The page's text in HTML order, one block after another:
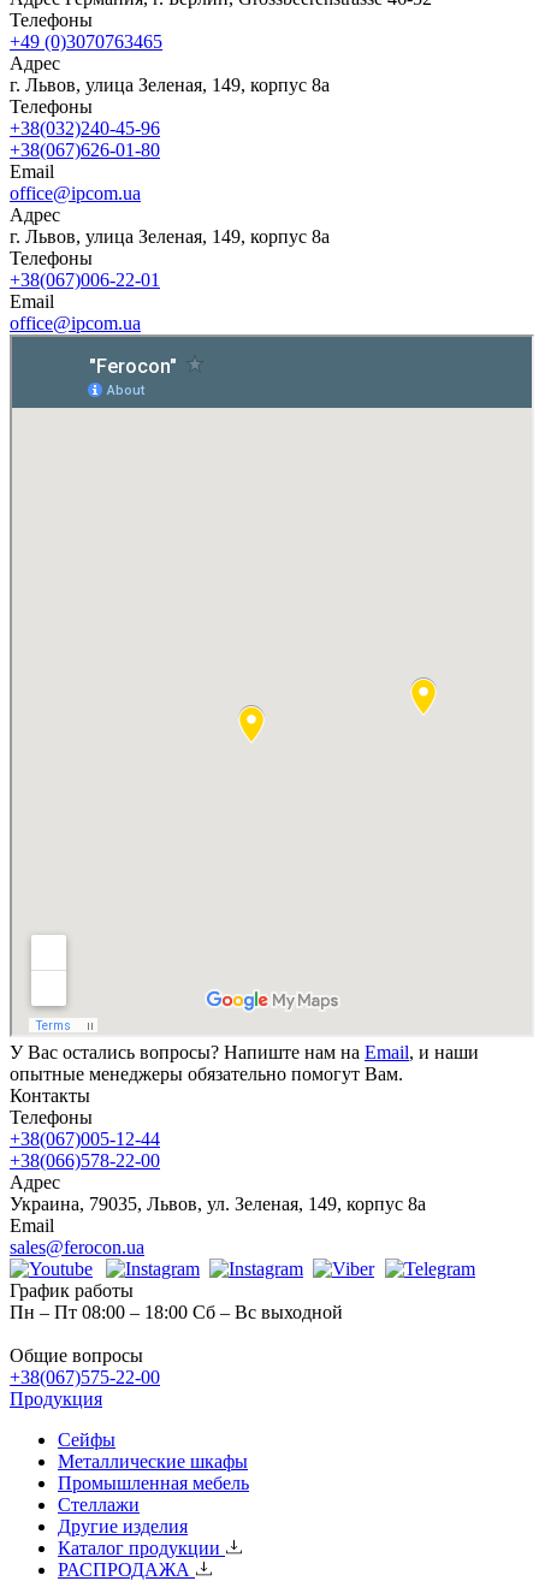
Телефоны
+49 (0)3070763465
Адрес
г. Львов, улица Зеленая, 149, корпус 8а
Телефоны
+38(032)240-45-96
+38(067)626-01-80
Email
office@ipcom.ua
Адрес
г. Львов, улица Зеленая, 149, корпус 8а
Телефоны
+38(067)006-22-01
Email
office@ipcom.ua
У Вас остались вопросы? Напиште нам на Email, и наши
опытные менеджеры обязательно помогут Вам.
Контакты
Телефоны
+38(067)005-12-44
+38(066)578-22-00
Адрес
Украина, 79035, Львов, ул. Зеленая, 149, корпус 8а
Email
sales@ferocon.ua
График работы
Пн – Пт 08:00 – 18:00 Сб – Вс выходной
Общие вопросы
+38(067)575-22-00
Продукция
Сейфы
Металлические шкафы
Промышленная мебель
Стеллажи
Другие изделия
Каталог продукции
РАСПРОДАЖА